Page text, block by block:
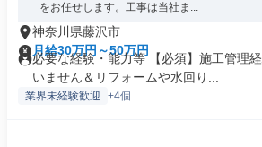
をお任せします。工事は当社ま...
神奈川県藤沢市
月給30万円～50万円
必要な経験・能力等 【必須】施工管理
いません＆リフォームや水回り...
業界未経験歓迎 +4個